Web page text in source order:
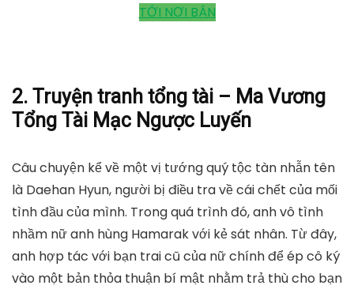
TỚI NƠI BÁN
2. Truyện tranh tổng tài – Ma Vương
Tổng Tài Mạc Ngược Luyến
Câu chuyện kể về một vị tướng quý tộc tàn nhẫn tên
là Daehan Hyun, người bị điều tra về cái chết của mối
tình đầu của mình. Trong quá trình đó, anh vô tình
nhầm nữ anh hùng Hamarak với kẻ sát nhân. Từ đây,
anh hợp tác với bạn trai cũ của nữ chính để ép cô ký
vào một bản thỏa thuận bí mật nhằm trả thù cho bạn